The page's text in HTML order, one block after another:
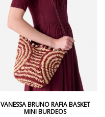
VANESSA BRUNO RAFIA BASKET
MINI BURDEOS